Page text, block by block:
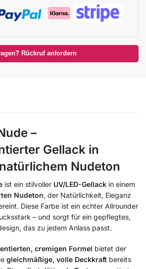
Rückruf anfordern
–
Gellack in
Nudeton
ist ein stilvoller UV/LED-Gellack in einem
Nudeton, der Natürlichkeit, Eleganz
Diese Farbe ist ein echter Allrounder
– und sorgt für ein gepflegtes,
das zu jedem Anlass passt.
cremigen Formel bietet der
gleichmäßige, volle Deckkraft bereits